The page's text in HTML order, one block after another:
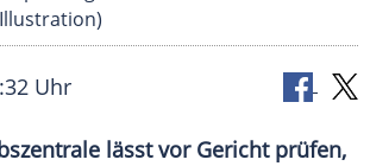
Uhr
lässt vor Gericht prüfen,